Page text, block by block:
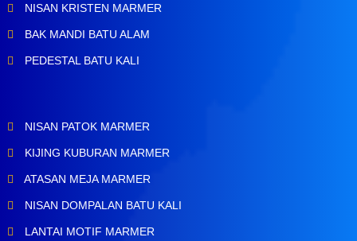
NISAN KRISTEN MARMER
BAK MANDI BATU ALAM
PEDESTAL BATU KALI
NISAN PATOK MARMER
KIJING KUBURAN MARMER
ATASAN MEJA MARMER
NISAN DOMPALAN BATU KALI
LANTAI MOTIF MARMER